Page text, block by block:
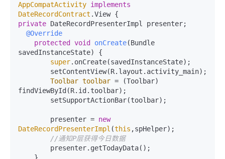
AppCompatActivity implements
DateRecordContract
private DateRecordPresenterImpl presenter;
@Override
protected
void onCreate(Bundle
savedInstanceState)
{
super.onCreate(savedInstanceState);
Toolbar toolbar = (Toolbar)
findViewById(R.id.toolbar);
        presenter =
new
DateRecordPresenterImpl (this ,spHelper);
//通知P层获得今日数据